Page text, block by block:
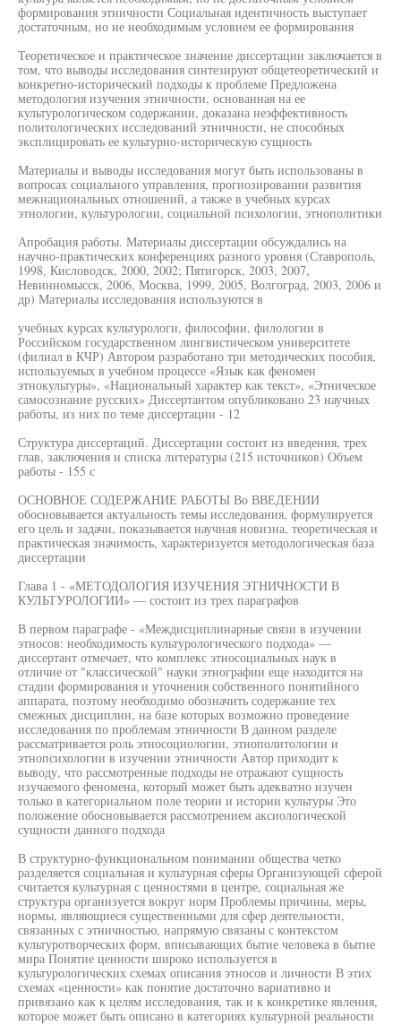
формирования этничности Социальная идентичность выступает
достаточным, но не необходимым условием ее формирования
Теоретическое и практическое значение диссертации заключается в
том, что выводы исследования синтезируют общетеоретический и
конкретно-исторический подходы к проблеме Предложена
методология изучения этничности, основанная на ее
культурологическом содержании, доказана неэффективность
политологических исследований этничности, не способных
эксплицировать ее культурно-историческую сущность
Материалы и выводы исследования могут быть использованы в
вопросах социального управления, прогнозировании развития
межнациональных отношений, а также в учебных курсах
этнологии, культурологии, социальной психологии, этнополитики
Апробация работы. Материалы диссертации обсуждались на
научно-практических конференциях разного уровня (Ставрополь,
1998, Кисловодск, 2000, 2002; Пятигорск, 2003, 2007,
Невинномысск, 2006, Москва, 1999, 2005, Волгоград, 2003, 2006 и
др) Материалы исследования используются в
учебных курсах культурологи, философии, филологии в
Российском государственном лингвистическом университете
(филиал в КЧР) Автором разработано три методических пособия,
используемых в учебном процессе «Язык как феномен
этнокультуры», «Национальный характер как текст», «Этническое
самосознание русских» Диссертантом опубликовано 23 научных
работы, из них по теме диссертации - 12
Структура диссертаций. Диссертации состоит из введения, трех
глав, заключения и списка литературы (215 источников) Объем
работы - 155 с
ОСНОВНОЕ СОДЕРЖАНИЕ РАБОТЫ Во ВВЕДЕНИИ
обосновывается актуальность темы исследования, формулируется
его цель и задачи, показывается научная новизна, теоретическая и
практическая значимость, характеризуется методологическая база
диссертации
Глава 1 - «МЕТОДОЛОГИЯ ИЗУЧЕНИЯ ЭТНИЧНОСТИ В
КУЛЬТУРОЛОГИИ» — состоит из трех параграфов
В первом параграфе - «Междисциплинарные связи в изучении
этносов: необходимость культурологического подхода» —
диссертант отмечает, что комплекс этносоциальных наук в
отличие от "классической" науки этнографии еще находится на
стадии формирования и уточнения собственного понятийного
аппарата, поэтому необходимо обозначить содержание тех
смежных дисциплин, на базе которых возможно проведение
исследования по проблемам этничности В данном разделе
рассматривается роль этносоциологии, этнополитологии и
этнопсихологии в изучении этничности Автор приходит к
выводу, что рассмотренные подходы не отражают сущность
изучаемого феномена, который может быть адекватно изучен
только в категориальном поле теории и истории культуры Это
положение обосновывается рассмотрением аксиологической
сущности данного подхода
В структурно-функциональном понимании общества четко
разделяется социальная и культурная сферы Организующей сферой
считается культурная с ценностями в центре, социальная же
структура организуется вокруг норм Проблемы причины, меры,
нормы, являющиеся существенными для сфер деятельности,
связанных с этничностью, напрямую связаны с контекстом
культуротворческих форм, вписывающих бытие человека в бытие
мира Понятие ценности широко используется в
культурологических схемах описания этносов и личности В этих
схемах «ценности» как понятие достаточно вариативно и
привязано как к целям исследования, так и к конкретике явления,
которое может быть описано в категориях культурной реальности